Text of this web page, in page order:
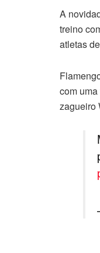
A
treino
atletas
com
zagueiro